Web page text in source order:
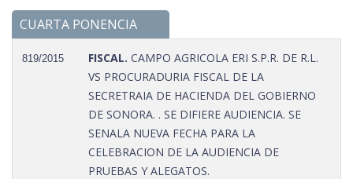
CUARTA PONENCIA
819/2015 FISCAL. CAMPO AGRICOLA ERI S.P.R. DE R.L.
VS PROCURADURIA FISCAL DE LA
SECRETRAIA DE HACIENDA DEL GOBIERNO
DE SONORA. . SE DIFIERE AUDIENCIA. SE
SENALA NUEVA FECHA PARA LA
CELEBRACION DE LA AUDIENCIA DE
PRUEBAS Y ALEGATOS.